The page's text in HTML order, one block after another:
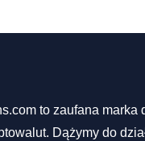
to zaufana marka
Dążymy do